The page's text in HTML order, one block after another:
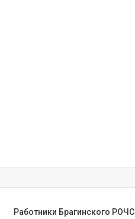
Работники Брагинского РОЧС